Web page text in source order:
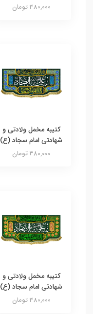
380,000 تومان
کتیبه مخمل ولادتی و
شهادتی امام سجاد (ع)
380,000 تومان
کتیبه مخمل ولادتی و
شهادتی امام سجاد (ع)
380,000 تومان